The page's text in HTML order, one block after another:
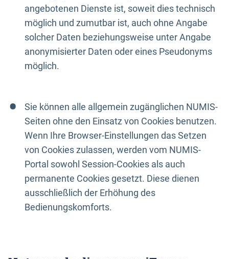
angebotenen Dienste ist, soweit dies technisch
möglich und zumutbar ist, auch ohne Angabe
solcher Daten beziehungsweise unter Angabe
anonymisierter Daten oder eines Pseudonyms
möglich.
Sie können alle allgemein zugänglichen NUMIS-
Seiten ohne den Einsatz von Cookies benutzen.
Wenn Ihre Browser-Einstellungen das Setzen
von Cookies zulassen, werden vom NUMIS-
Portal sowohl Session-Cookies als auch
permanente Cookies gesetzt. Diese dienen
ausschließlich der Erhöhung des
Bedienungskomforts.